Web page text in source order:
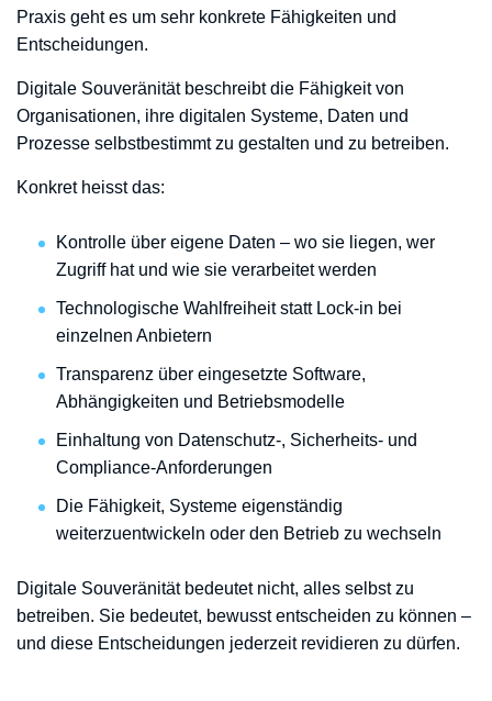
Praxis geht es um sehr konkrete Fähigkeiten und
Entscheidungen.
Digitale Souveränität beschreibt die Fähigkeit von
Organisationen, ihre digitalen Systeme, Daten und
Prozesse selbstbestimmt zu gestalten und zu betreiben.
Konkret heisst das:
Kontrolle über eigene Daten – wo sie liegen, wer
Zugriff hat und wie sie verarbeitet werden
Technologische Wahlfreiheit statt Lock-in bei
einzelnen Anbietern
Transparenz über eingesetzte Software,
Abhängigkeiten und Betriebsmodelle
Einhaltung von Datenschutz-, Sicherheits- und
Compliance-Anforderungen
Die Fähigkeit, Systeme eigenständig
weiterzuentwickeln oder den Betrieb zu wechseln
Digitale Souveränität bedeutet nicht, alles selbst zu
betreiben. Sie bedeutet, bewusst entscheiden zu können –
und diese Entscheidungen jederzeit revidieren zu dürfen.